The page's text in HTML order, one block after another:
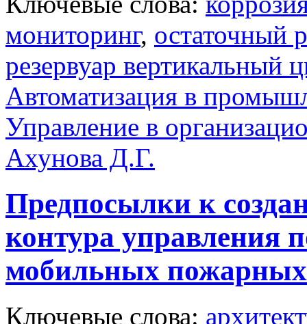
мониторинг, остаточный
резервуар вертикальный
Автоматизация в
Управление в
Ахунова Д.Г.
Предпосылки к
контура управления
мобильных пожарных
Ключевые слова: